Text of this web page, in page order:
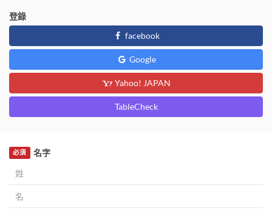
登錄
facebook
Google
Yahoo! JAPAN
TableCheck
名字
必須